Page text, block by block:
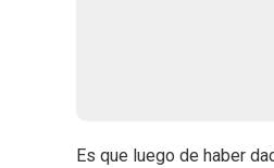
Es que luego de haber